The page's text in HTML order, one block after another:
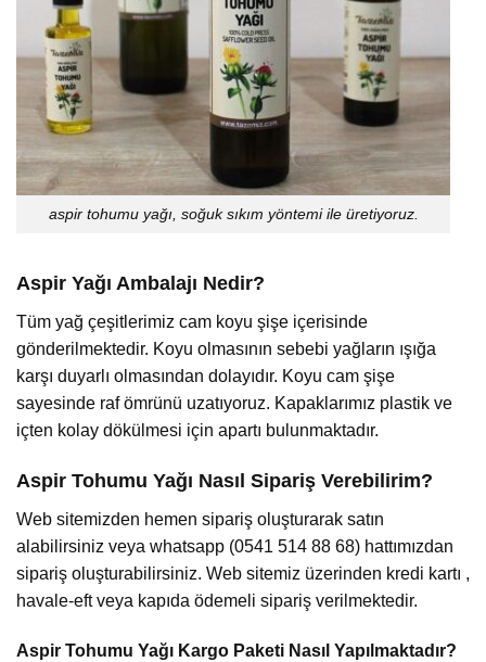
aspir tohumu yağı, soğuk sıkım yöntemi ile üretiyoruz.
Aspir Yağı Ambalajı Nedir?
Tüm yağ çeşitlerimiz cam koyu şişe içerisinde
gönderilmektedir. Koyu olmasının sebebi yağların ışığa
karşı duyarlı olmasından dolayıdır. Koyu cam şişe
sayesinde raf ömrünü uzatıyoruz. Kapaklarımız plastik ve
içten kolay dökülmesi için apartı bulunmaktadır.
Aspir Tohumu Yağı Nasıl Sipariş Verebilirim?
Web sitemizden hemen sipariş oluşturarak satın
alabilirsiniz veya whatsapp (0541 514 88 68) hattımızdan
sipariş oluşturabilirsiniz. Web sitemiz üzerinden kredi kartı ,
havale-eft veya kapıda ödemeli sipariş verilmektedir.
Aspir Tohumu Yağı Kargo Paketi Nasıl Yapılmaktadır?